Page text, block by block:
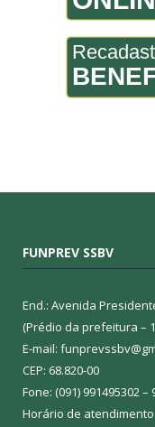
FUNPREV SSBV
End.: Avenida
(Prédio da prefeitura –
E-mail:
CEP: 68.820-00
Fone: (091) 991495302 –
Horário de